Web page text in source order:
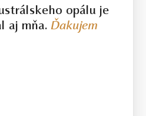
opálu je
aj mňa.Ďakujem